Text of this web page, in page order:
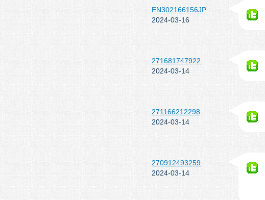
EN302166156JP
2024-03-16
271681747922
2024-03-14
271166212298
2024-03-14
270912493259
2024-03-14